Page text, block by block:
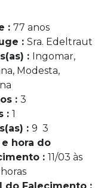
: 77 anos
: Sra. Edeltraut
: Ingomar,
Modesta,
: 3
: 1
: 9 3
e hora do
: 11/03 às